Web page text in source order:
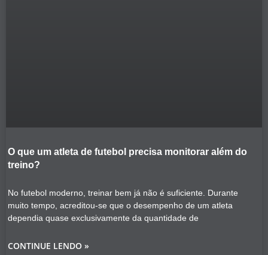
O que um atleta de futebol precisa monitorar além do
treino?
No futebol moderno, treinar bem já não é suficiente. Durante
muito tempo, acreditou-se que o desempenho de um atleta
dependia quase exclusivamente da quantidade de
CONTINUE LENDO »